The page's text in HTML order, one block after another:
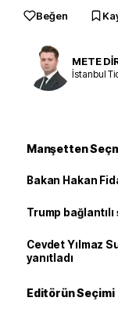
Beğen
METE
İstanbul
Manşetten
Bakan Hakan
Trump
Cevdet Yılmaz
yanıtladı
Editörün Seçimi